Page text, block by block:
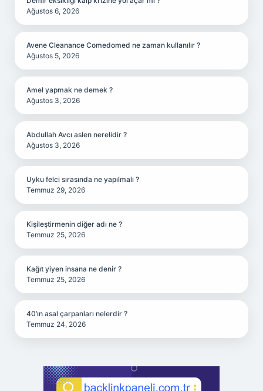
Ağustos 6, 2026
Avene Cleanance Comedomed ne zaman kullanılır ?
Ağustos 5, 2026
Amel yapmak ne demek ?
Ağustos 3, 2026
Abdullah Avcı aslen nerelidir ?
Ağustos 3, 2026
Uyku felci sırasında ne yapılmalı ?
Temmuz 29, 2026
Kişileştirmenin diğer adı ne ?
Temmuz 25, 2026
Kağıt yiyen insana ne denir ?
Temmuz 25, 2026
40’ın asal çarpanları nelerdir ?
Temmuz 24, 2026